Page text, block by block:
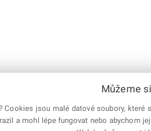
Můžeme
Cookies jsou malé datové soubory,
a mohl lépe fungovat nebo abychom